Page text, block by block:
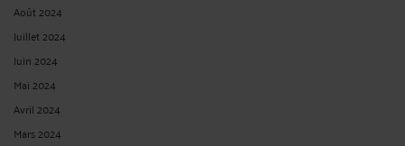
Août 2024
Juillet 2024
Juin 2024
Mai 2024
Avril 2024
Mars 2024